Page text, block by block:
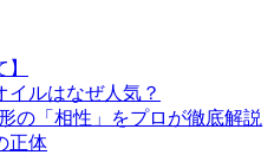
イルはなぜ人気？
の「相性」をプロが徹底解説
正体